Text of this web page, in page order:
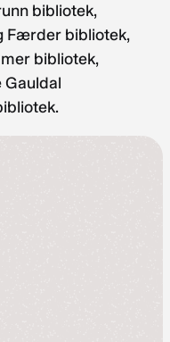
bibliotek,
Færder bibliotek,
bibliotek,